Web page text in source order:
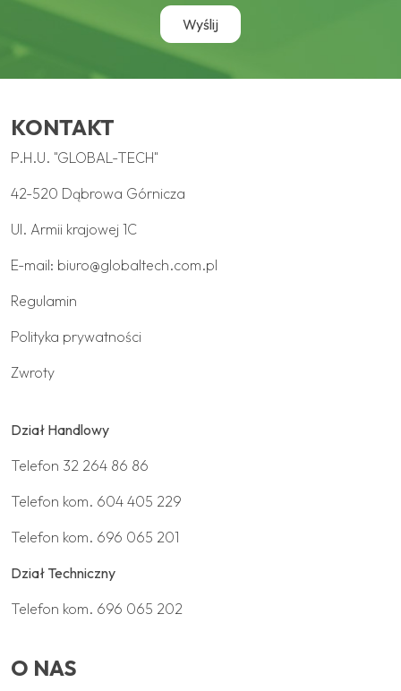
KONTAKT
P.H.U. "GLOBAL-TECH"
42-520 Dąbrowa Górnicza
Ul. Armii krajowej 1C
E-mail: biuro@globaltech.com.pl
Regulamin
Polityka prywatności
Zwroty
Dział Handlowy
Telefon 32 264 86 86
Telefon kom. 604 405 229
Telefon kom. 696 065 201
Dział Techniczny
Telefon kom. 696 065 202
O NAS